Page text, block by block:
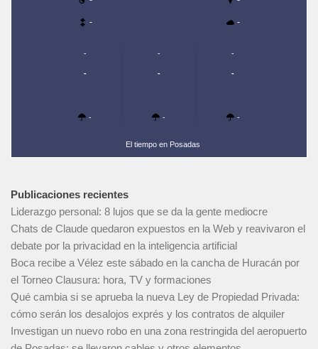
- -
-
-
-
-
-
-
-
-
-
El tiempo en Posadas
Publicaciones recientes
Liderazgo personal: 8 lujos que se da la gente mediocre
Chats de Claude quedaron expuestos en la Web y reavivaron el
debate por la privacidad en la inteligencia artificial
Boca recibe a Vélez este sábado en la cancha de Huracán por
el Torneo Clausura: hora, TV y formaciones
Qué cambia si se aprueba la nueva Ley de Propiedad Privada:
cómo serán los desalojos exprés y los contratos de alquiler
Investigan un nuevo robo en una zona restringida del aeropuerto